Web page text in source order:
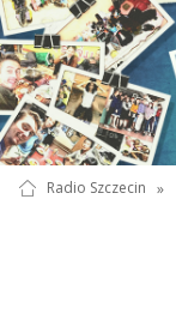
Radio Szczecin »